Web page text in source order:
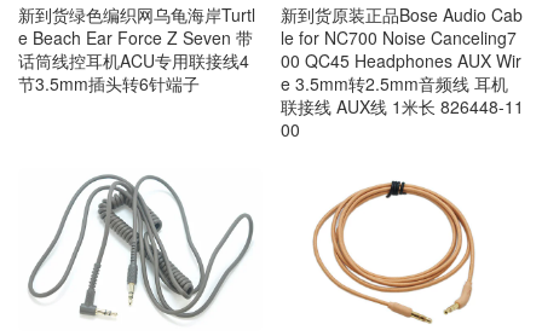
新到货绿色编织网乌龟海岸Turtl
e Beach Ear Force Z Seven 带
话筒线控耳机ACU专用联接线4
节3.5mm插头转6针端子
新到货原装正品Bose Audio Cab
le for NC700 Noise Canceling7
00 QC45 Headphones AUX Wir
e 3.5mm转2.5mm音频线 耳机
联接线 AUX线 1米长 826448-11
00